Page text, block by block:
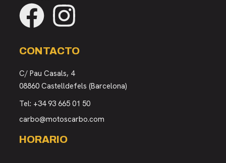
CONTACTO
C/ Pau Casals, 4
08860 Castelldefels (Barcelona)
Tel: +34 93 665 01 50
carbo@motoscarbo.com
HORARIO